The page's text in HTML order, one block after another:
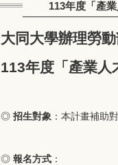
113年度「產
大同大學辦理勞
113年度「產業人
◎ 招生對象 ：本計畫補助
◎ 報名方式 ：